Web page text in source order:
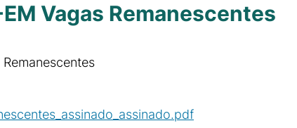
Vagas Remanescentes